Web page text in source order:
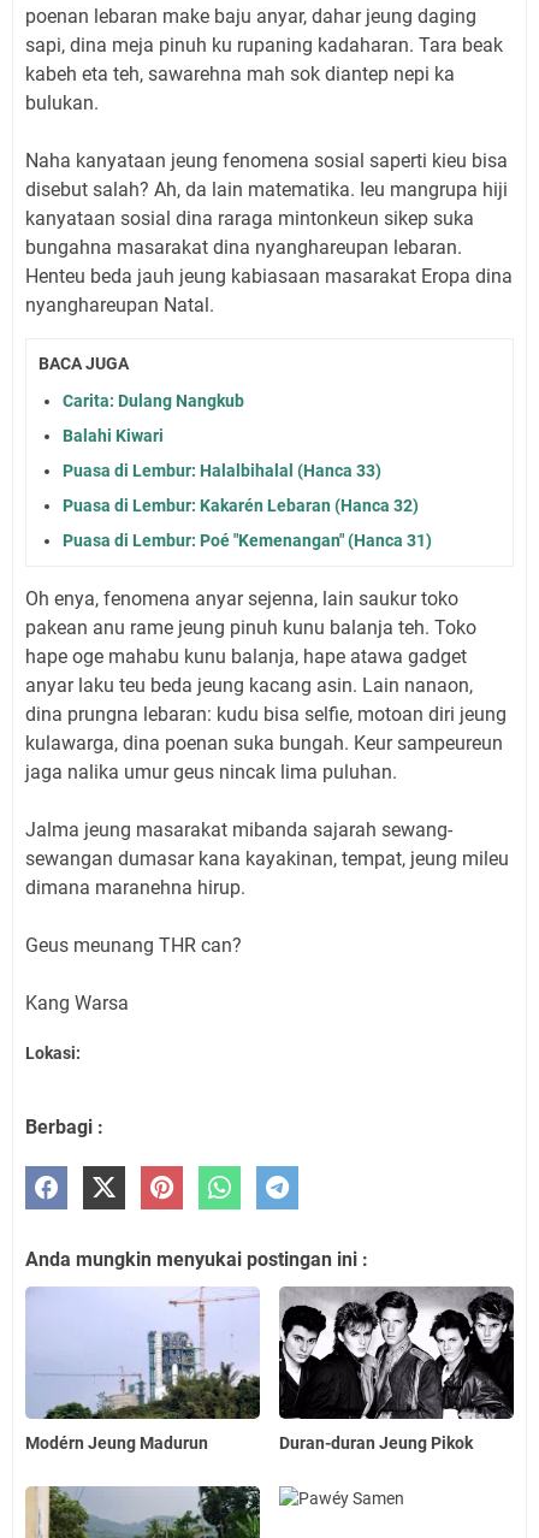
poenan lebaran make baju anyar, dahar jeung daging
sapi, dina meja pinuh ku rupaning kadaharan. Tara beak
kabeh eta teh, sawarehna mah sok diantep nepi ka
bulukan.
Naha kanyataan jeung fenomena sosial saperti kieu bisa
disebut salah? Ah, da lain matematika. Ieu mangrupa hiji
kanyataan sosial dina raraga mintonkeun sikep suka
bungahna masarakat dina nyanghareupan lebaran.
Henteu beda jauh jeung kabiasaan masarakat Eropa dina
nyanghareupan Natal.
BACA JUGA
Carita: Dulang Nangkub
Balahi Kiwari
Puasa di Lembur: Halalbihalal (Hanca 33)
Puasa di Lembur: Kakarén Lebaran (Hanca 32)
Puasa di Lembur: Poé "Kemenangan" (Hanca 31)
Oh enya, fenomena anyar sejenna, lain saukur toko
pakean anu rame jeung pinuh kunu balanja teh. Toko
hape oge mahabu kunu balanja, hape atawa gadget
anyar laku teu beda jeung kacang asin. Lain nanaon,
dina prungna lebaran: kudu bisa selfie, motoan diri jeung
kulawarga, dina poenan suka bungah. Keur sampeureun
jaga nalika umur geus nincak lima puluhan.
Jalma jeung masarakat mibanda sajarah sewang-
sewangan dumasar kana kayakinan, tempat, jeung mileu
dimana maranehna hirup.
Geus meunang THR can?
Kang Warsa
Lokasi:
Berbagi :
Anda mungkin menyukai postingan ini :
Modérn Jeung Madurun Duran-duran Jeung Pikok